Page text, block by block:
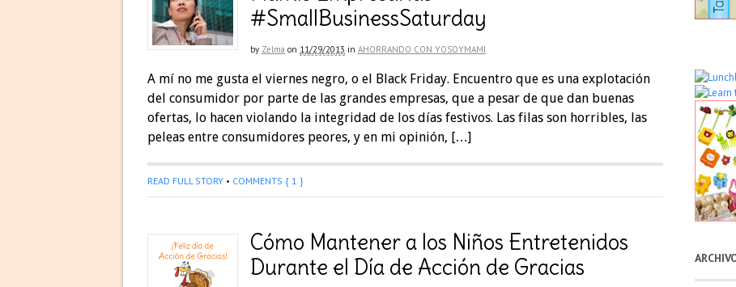
#SmallBusinessSaturday
by Zelma on 11/29/2013 in AHORRANDO CON YOSOYMAMI
A mí no me gusta el viernes negro, o el Black Friday. Encuentro que es una explotación
del consumidor por parte de las grandes empresas, que a pesar de que dan buenas
ofertas, lo hacen violando la integridad de los días festivos. Las filas son horribles, las
peleas entre consumidores peores, y en mi opinión, […]
READ FULL STORY • COMMENTS { 1 }
Cómo Mantener a los Niños Entretenidos
Durante el Día de Acción de Gracias